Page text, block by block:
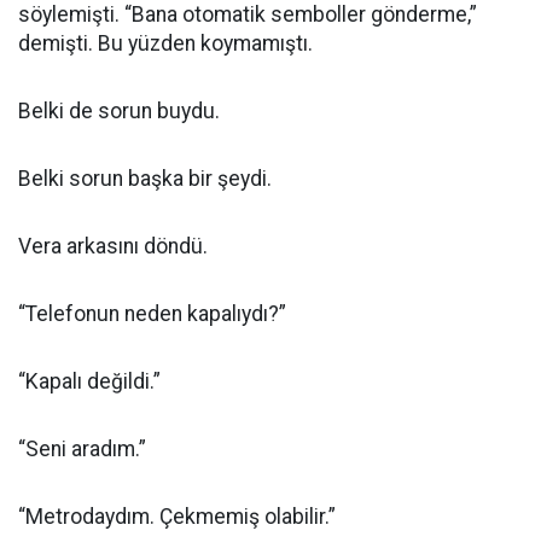
söylemişti. “Bana otomatik semboller gönderme,”
demişti. Bu yüzden koymamıştı.
Belki de sorun buydu.
Belki sorun başka bir şeydi.
Vera arkasını döndü.
“Telefonun neden kapalıydı?”
“Kapalı değildi.”
“Seni aradım.”
“Metrodaydım. Çekmemiş olabilir.”